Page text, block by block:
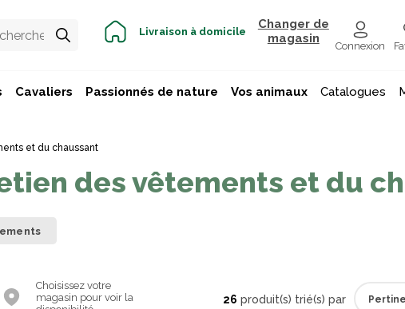
Livraison à domicile
Changer de
magasin
Connexion
Cavaliers Passionnés de nature Vos animaux Catalogues
et du chaussant
des vêtements et du
Choisissez votre
magasin pour voir la
26 produit(s) trié(s) par